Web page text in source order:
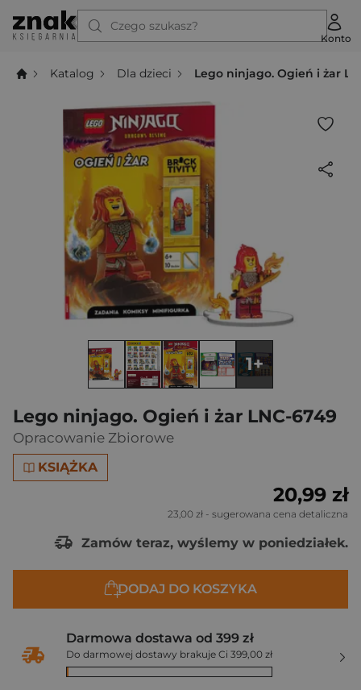
Czego szukasz?
Konto
Katalog Dla dzieci Lego ninjago. Ogień i żar
Lego ninjago. Ogień i żar LNC-6749
Opracowanie Zbiorowe
KSIĄŻKA
1+
20,99 zł
23,00 zł - sugerowana cena detaliczna
Zamów teraz, wyślemy w poniedziałek.
DODAJ DO KOSZYKA
Darmowa dostawa od 399 zł
Do darmowej dostawy brakuje Ci 399,00 zł